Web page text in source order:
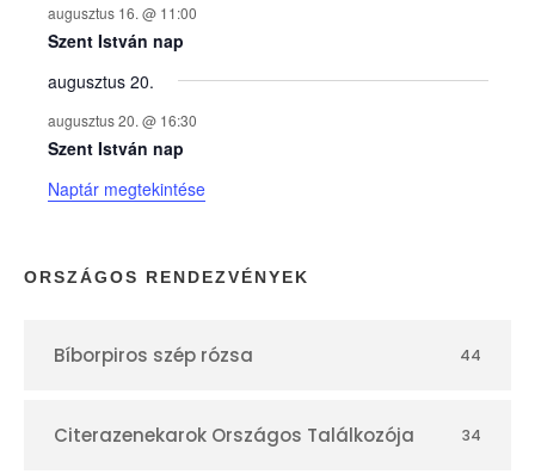
e
k
n
a
p
r
augusztus 16. @ 11:00
Szent István nap
augusztus 20.
augusztus 20. @ 16:30
Szent István nap
Naptár megtekintése
ORSZÁGOS RENDEZVÉNYEK
Bíborpiros szép rózsa 44
Citerazenekarok Országos Találkozója 34